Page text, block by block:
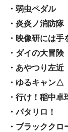
・弱虫ペダル
・炎炎ノ消防隊
・映像研には手
・ダイの大冒険
・あやつり左近
・ゆるキャン△
・行け！稲中卓
・パタリロ！
・ブラッククロ